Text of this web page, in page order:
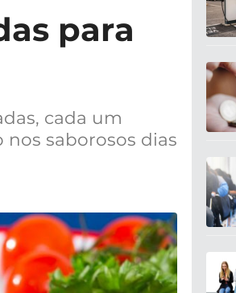
para
cada um
nos saborosos dias